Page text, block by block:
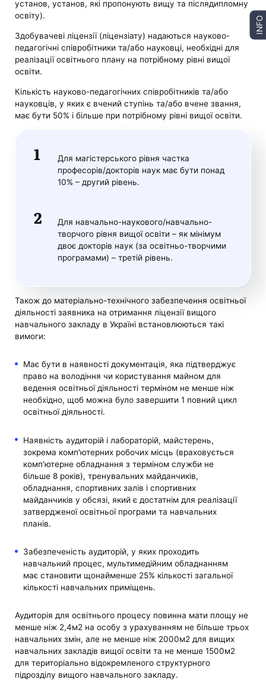
установ, установ, які пропонують вищу та післядипломну
освіту).
Здобувачеві ліцензії (ліцензіату) надаються науково-
педагогічні співробітники та/або науковці, необхідні для
реалізації освітнього плану на потрібному рівні вищої
освіти.
Кількість науково-педагогічних співробітників та/або
науковців, у яких є вчений ступінь та/або вчене звання,
має бути 50% і більше при потрібному рівні вищої освіти.
Для магістерського рівня частка
професорів/докторів наук має бути понад
10% – другий рівень.
Для навчально-наукового/навчально-
творчого рівня вищої освіти – як мінімум
двоє докторів наук (за освітньо-творчими
програмами) – третій рівень.
Також до матеріально-технічного забезпечення освітньої
діяльності заявника на отримання ліцензії вищого
навчального закладу в Україні встановлюються такі
вимоги:
Має бути в наявності документація, яка підтверджує
право на володіння чи користування майном для
ведення освітньої діяльності терміном не менше ніж
необхідно, щоб можна було завершити 1 повний цикл
освітньої діяльності.
Наявність аудиторій і лабораторій, майстерень,
зокрема комп'ютерних робочих місць (враховується
комп'ютерне обладнання з терміном служби не
більше 8 років), тренувальних майданчиків,
обладнання, спортивних залів і спортивних
майданчиків у обсязі, який є достатнім для реалізації
затвердженої освітньої програми та навчальних
планів.
Забезпеченість аудиторій, у яких проходить
навчальний процес, мультимедійним обладнанням
має становити щонайменше 25% кількості загальної
кількості навчальних приміщень.
Аудиторія для освітнього процесу повинна мати площу не
менше ніж 2,4м2 на особу з урахуванням не більше трьох
навчальних змін, але не менше ніж 2000м2 для вищих
навчальних закладів вищої освіти та не менше 1500м2
для територіально відокремленого структурного
підрозділу вищого навчального закладу.
INFO